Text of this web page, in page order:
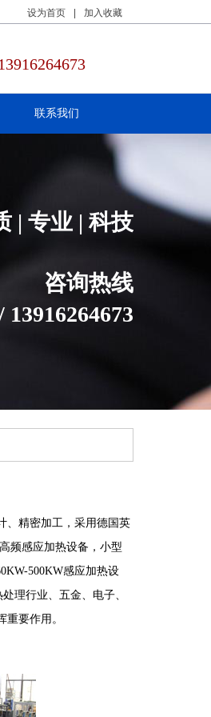
设为首页 加入收藏
联系我们
| 专业 | 科技
咨询热线
13916264673
精密加工，采用德国英
频感应加热设备，小型
500KW感应加热设
理行业、五金、电子、
重要作用。